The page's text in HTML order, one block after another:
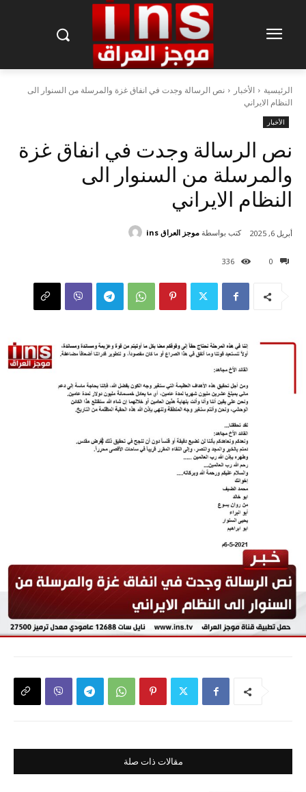
الرئيسية الأخبار
نص الرسالة وجدت في انفاق غزة والمرسلة من السنوار الى
النظام الايراني
الأخبار
نص الرسالة وجدت في انفاق غزة
والمرسلة من السنوار الى
النظام الايراني
0
336
أبريل 6, 2025 كتب بواسطة موجز العراق ins
مقالات ذات صلة